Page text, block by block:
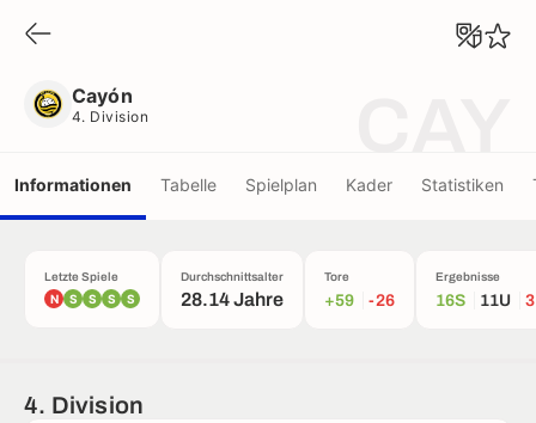
Cayón
4. Division
Informationen Tabelle Spielplan Kader Statistiken
Letzte Spiele
N S S S S
Durchschnittsalter
28.14 Jahre
Tore
+59 -26
Ergebnisse
16S 11U
4. Division